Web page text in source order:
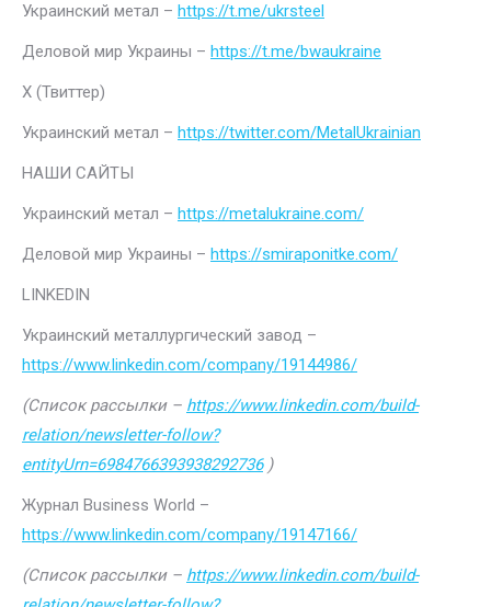
Украинский метал – https://t.me/ukrsteel
Деловой мир Украины – https://t.me/bwaukraine
Х (Твиттер)
Украинский метал – https://twitter.com/MetalUkrainian
НАШИ САЙТЫ
Украинский метал – https://metalukraine.com/
Деловой мир Украины – https://smiraponitke.com/
LINKEDIN
Украинский металлургический завод –
https://www.linkedin.com/company/19144986/
(Список рассылки – https://www.linkedin.com/build-
relation/newsletter-follow?
entityUrn=6984766393938292736)
Журнал Business World –
https://www.linkedin.com/company/19147166/
(Список рассылки – https://www.linkedin.com/build-